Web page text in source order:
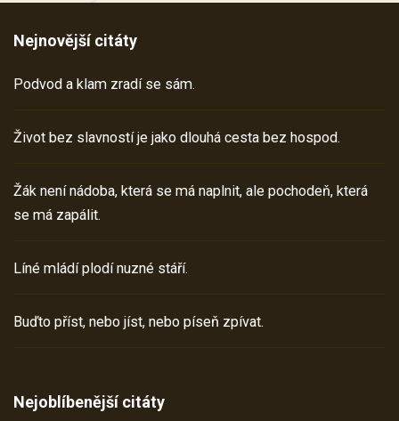
Nejnovější citáty
Podvod a klam zradí se sám.
Život bez slavností je jako dlouhá cesta bez hospod.
Žák není nádoba, která se má naplnit, ale pochodeň, která
se má zapálit.
Líné mládí plodí nuzné stáří.
Buďto příst, nebo jíst, nebo píseň zpívat.
Nejoblíbenější citáty